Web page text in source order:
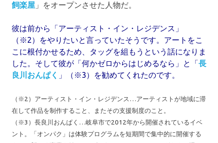
飼楽屋 」をオープンさせた人物だ。
彼は前から「アーティスト・イン・レジデンス」
（※2）をやりたいと言っていたそうです。アートをこ
こに根付かせるため、タッグを組もうという話になりま
した。そして彼が「何かゼロからはじめるなら」と「長
良川おんぱく 」（※3）を勧めてくれたのです。
（※2）アーティスト・イン・レジデンス…アーティストが地域に滞
在して作品を制作すること、またその支援制度のこと。
（※3）長良川おんぱく…岐阜市で2012年から開催されているイベ
ント。「オンパク」は体験プログラムを短期間で集中的に開催する